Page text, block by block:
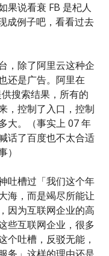
果说看衰 FB 是杞人
成例子吧，看看过去
，除了阿里云这种企
还是广告。阿里在
搜索结果，所有的
，控制了入口，控制
大。（事实上 07 年
话了百度也不太合适
吐槽过「我们这个年
海，而是竭尽所能让
因为互联网企业的高
些互联网企业，很多
个吐槽，反驳无能，